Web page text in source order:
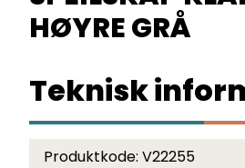
HØYRE GRÅ
Teknisk
Produktkode: V22255